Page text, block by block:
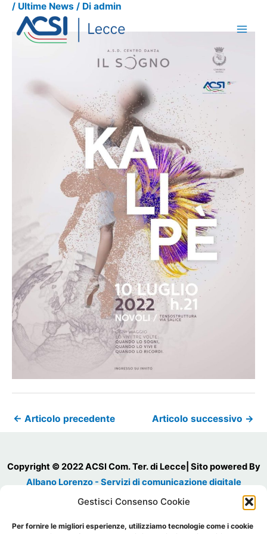
Gestisci Consenso Cookie
Per fornire le migliori esperienze, utilizziamo tecnologie come i cookie
Vai
contenuto
/ Ultime News / Di admin
← Articolo precedente Articolo successivo →
Copyright © 2022 ACSI Com. Ter. di Lecce| Sito powered By
Albano Lorenzo - Servizi di comunicazione digitale
Cod. Fiscale 93030980754
Sede Legale: Via Municipio, 5 Salice Salentino 73015 (LE) Tel.: